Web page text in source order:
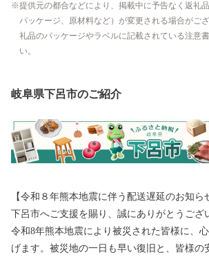
提供元の都合などにより、掲載中に予告なく返礼
パッケージ、原材料など）が変更される場合がご
礼品のパッケージやラベルに記載されている注意
い。
岐阜県下呂市のご紹介
【令和８年熊本地震に伴う配送遅延のお知ら
下呂市へご支援を賜り、誠にありがとうございます。
令和8年熊本地震により被災された皆様に、
げます。被災地の一日も早い復旧と、皆様の